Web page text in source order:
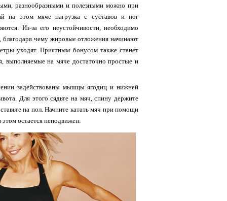
разнообразными и полезными можно при
на этом мяче нагрузка с суставов и ног
Из-за его неустойчивости, необходимо
благодаря чему жировые отложения начинают
уходят. Приятным бонусом также станет
выполняемые на мяче достаточно простые и
задействованы мышцы ягодиц и нижней
Для этого сядьте на мяч, спину держите
на пол. Начните катать мяч при помощи
остается неподвижен.